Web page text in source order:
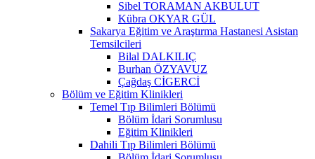
Sibel TORAMAN AKBULUT
Kübra OKYAR GÜL
Sakarya Eğitim ve Araştırma Hastanesi Asistan
Temsilcileri
Bilal DALKILIÇ
Burhan ÖZYAVUZ
Çağdaş CİGERCİ
Bölüm ve Eğitim Klinikleri
Temel Tıp Bilimleri Bölümü
Bölüm İdari Sorumlusu
Eğitim Klinikleri
Dahili Tıp Bilimleri Bölümü